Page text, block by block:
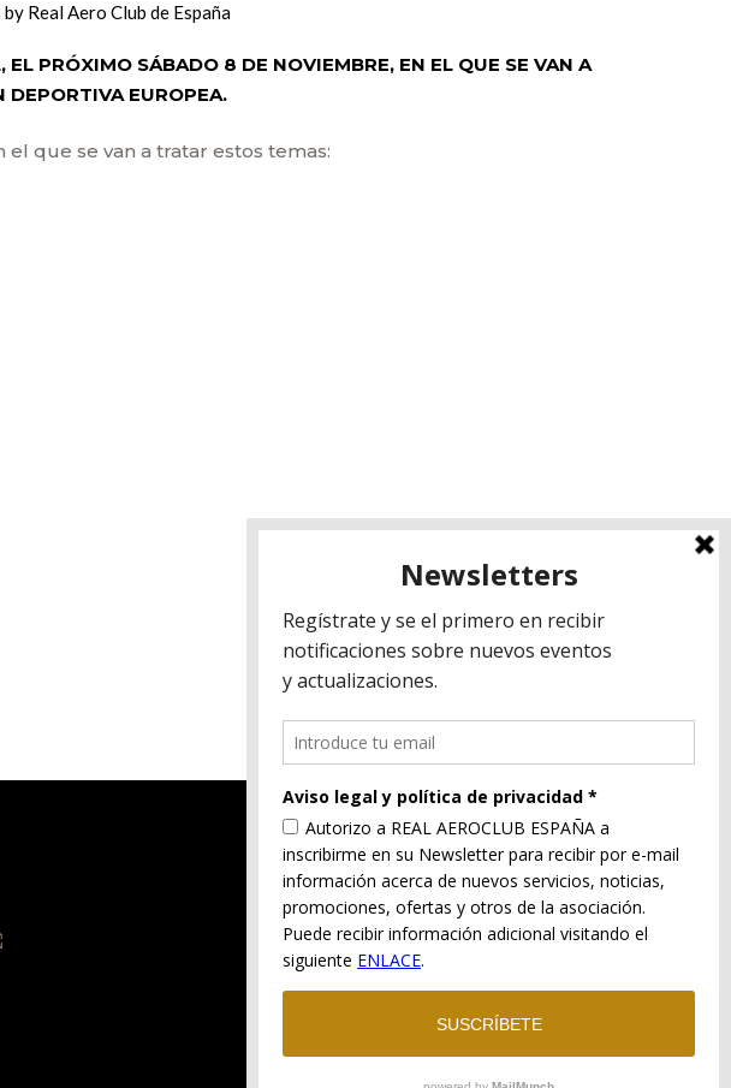
by Real Aero Club de España
PRÓXIMO SÁBADO 8 DE NOVIEMBRE, EN EL QUE SE VAN A
DEPORTIVA EUROPEA.
que se van a tratar estos temas:
Aviso legal
Política de privacidad
Términos y condiciones